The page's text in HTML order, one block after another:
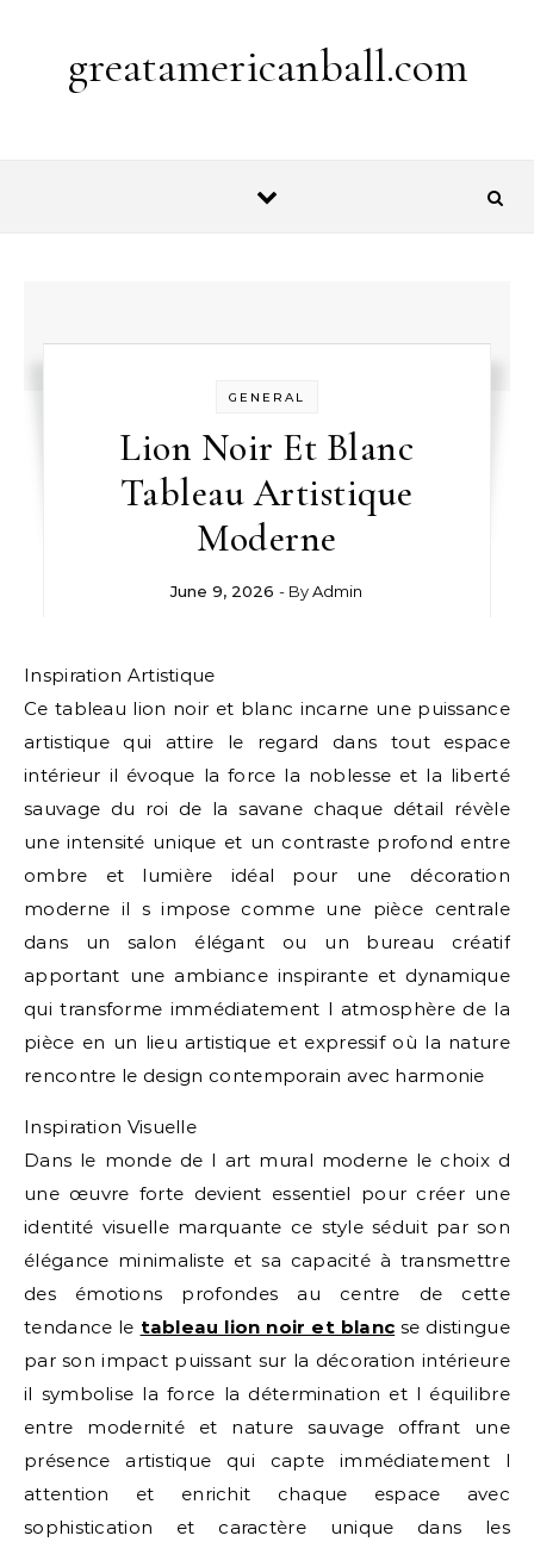
greatamericanball.com
GENERAL
Lion Noir Et Blanc
Tableau Artistique
Moderne
June 9, 2026 - ByAdmin
Inspiration Artistique
Ce tableau lion noir et blanc incarne une puissance
artistique qui attire le regard dans tout espace
intérieur il évoque la force la noblesse et la liberté
sauvage du roi de la savane chaque détail révèle
une intensité unique et un contraste profond entre
ombre et lumière idéal pour une décoration
moderne il s impose comme une pièce centrale
dans un salon élégant ou un bureau créatif
apportant une ambiance inspirante et dynamique
qui transforme immédiatement l atmosphère de la
pièce en un lieu artistique et expressif où la nature
rencontre le design contemporain avec harmonie
Inspiration Visuelle
Dans le monde de l art mural moderne le choix d
une œuvre forte devient essentiel pour créer une
identité visuelle marquante ce style séduit par son
élégance minimaliste et sa capacité à transmettre
des émotions profondes au centre de cette
tendance le tableau lion noir et blanc se distingue
par son impact puissant sur la décoration intérieure
il symbolise la force la détermination et l équilibre
entre modernité et nature sauvage offrant une
présence artistique qui capte immédiatement l
attention et enrichit chaque espace avec
sophistication et caractère unique dans les